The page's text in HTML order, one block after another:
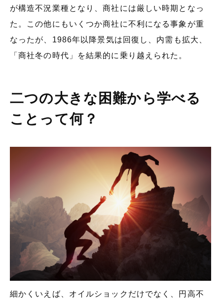
が構造不況業種となり、商社には厳しい時期となっ
た。この他にもいくつか商社に不利になる事象が重
なったが、1986年以降景気は回復し、内需も拡大、
「商社冬の時代」を結果的に乗り越えられた。
二つの大きな困難から学べる
ことって何？
細かくいえば、オイルショックだけでなく、円高不